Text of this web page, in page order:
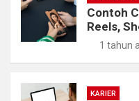
Contoh
Reels,
1 tahun
KARIER